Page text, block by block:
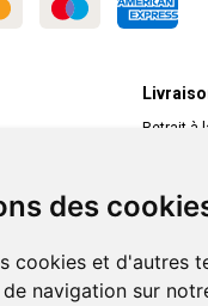
des
cookies et d'autres
navigation sur
Retrait à